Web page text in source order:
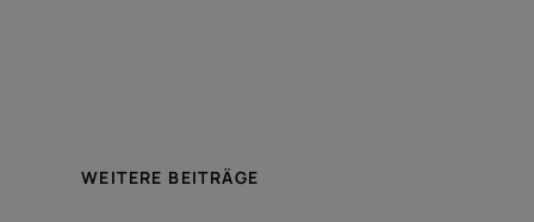
WEITERE BEITRÄGE